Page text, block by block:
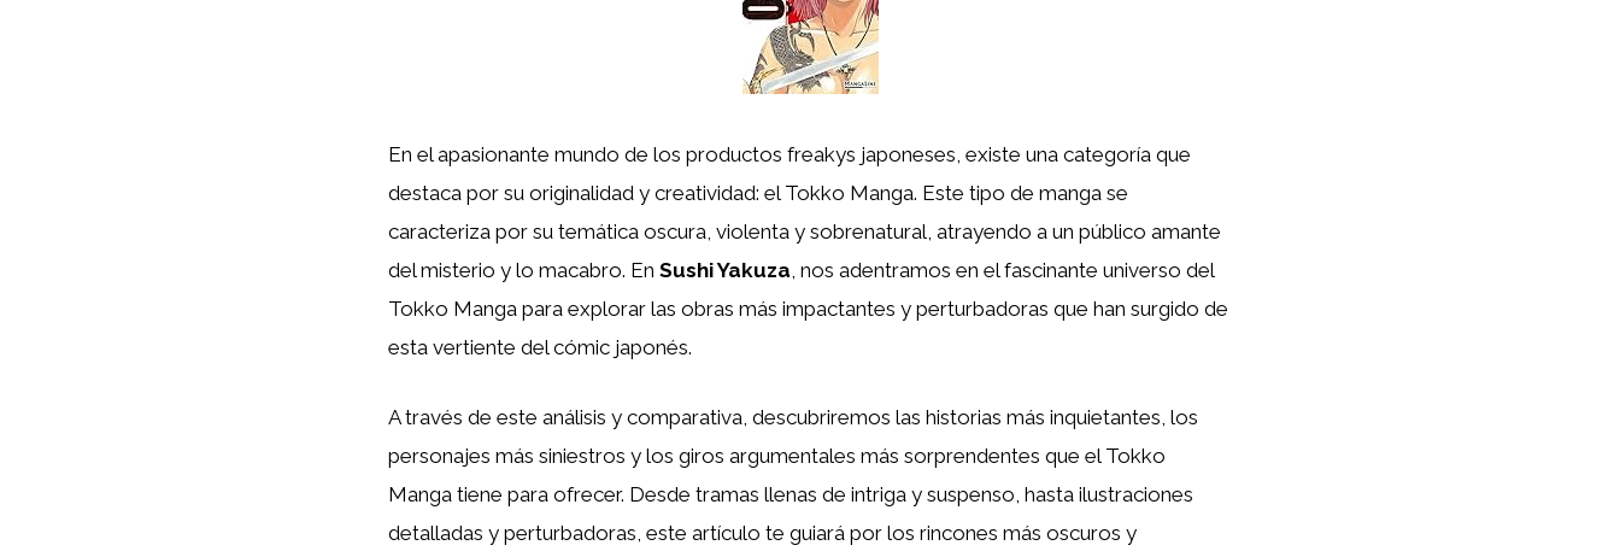
En el apasionante mundo de los productos freakys japoneses, existe una categoría que
destaca por su originalidad y creatividad: el Tokko Manga. Este tipo de manga se
caracteriza por su temática oscura, violenta y sobrenatural, atrayendo a un público amante
del misterio y lo macabro. En Sushi Yakuza, nos adentramos en el fascinante universo del
Tokko Manga para explorar las obras más impactantes y perturbadoras que han surgido de
esta vertiente del cómic japonés.
A través de este análisis y comparativa, descubriremos las historias más inquietantes, los
personajes más siniestros y los giros argumentales más sorprendentes que el Tokko
Manga tiene para ofrecer. Desde tramas llenas de intriga y suspenso, hasta ilustraciones
detalladas y perturbadoras, este artículo te guiará por los rincones más oscuros y